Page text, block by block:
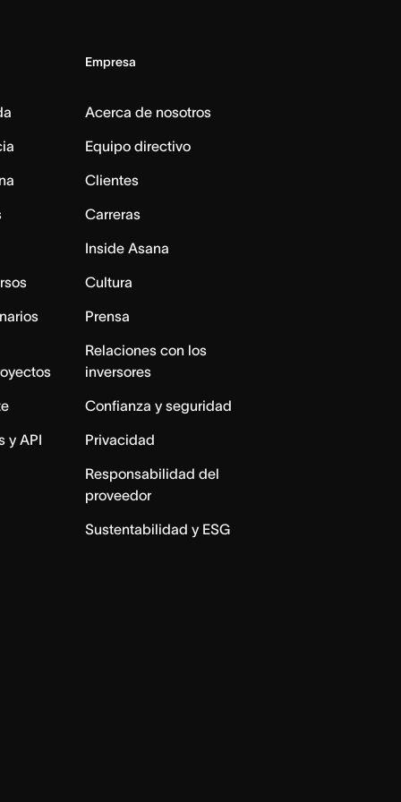
y API
Empresa
Acerca de nosotros
Equipo directivo
Clientes
Carreras
Inside Asana
Cultura
Prensa
Relaciones con los
inversores
Confianza y seguridad
Privacidad
Responsabilidad del
proveedor
Sustentabilidad y ESG